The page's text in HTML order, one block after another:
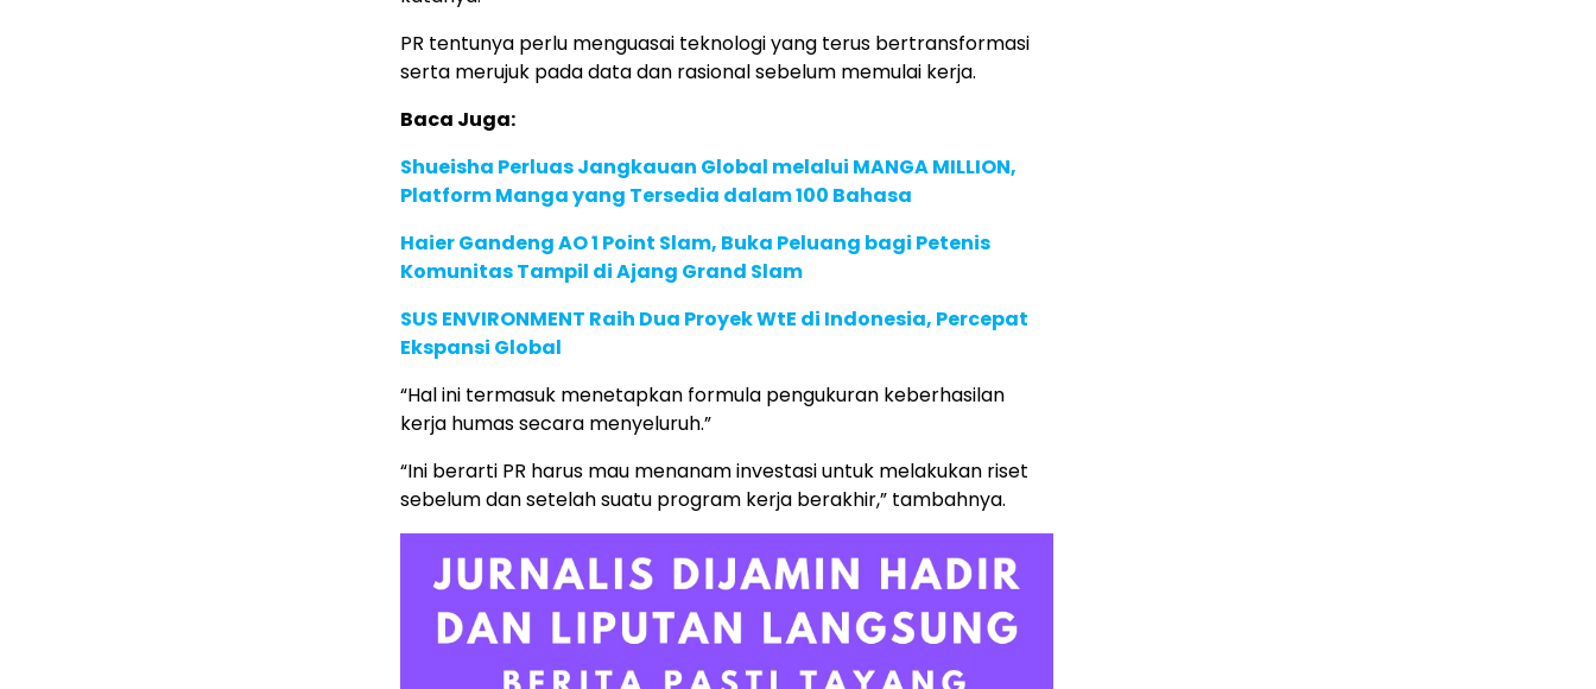
PR tentunya perlu menguasai teknologi yang terus bertransformasi
serta merujuk pada data dan rasional sebelum memulai kerja.
Baca Juga:
Shueisha Perluas Jangkauan Global melalui MANGA MILLION,
Platform Manga yang Tersedia dalam 100 Bahasa
Haier Gandeng AO 1 Point Slam, Buka Peluang bagi Petenis
Komunitas Tampil di Ajang Grand Slam
SUS ENVIRONMENT Raih Dua Proyek WtE di Indonesia, Percepat
Ekspansi Global
“Hal ini termasuk menetapkan formula pengukuran keberhasilan
kerja humas secara menyeluruh.”
“Ini berarti PR harus mau menanam investasi untuk melakukan riset
sebelum dan setelah suatu program kerja berakhir,” tambahnya.